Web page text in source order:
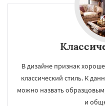
В дизайне признак
классический стиль. К
можно назвать
и